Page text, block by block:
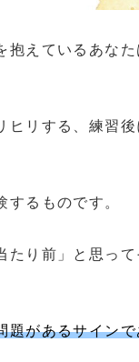
えているあなた
ヒリする、練習
するものです。
たり前」と思っ
題があるサイン